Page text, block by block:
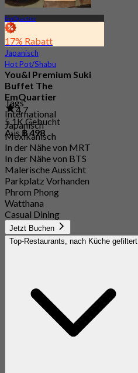
EmQuartier
17% Rabatt
Japanisch
Hot Pot/Shabu
You&I Premium Suki
Buffet The
EmQuartier
4.7
5.1K Gebucht
Aus฿ 498
Tags
International
Japanisch
Mexikanisch
In der Nähe von MRT
In der Nähe von BTS
Malerische Aussicht
Parkplatz Vorhanden
Phrom Phong
Watthana
Casual Dining
Jetzt Buchen
Top-Restaurants, nach Küche gefiltert